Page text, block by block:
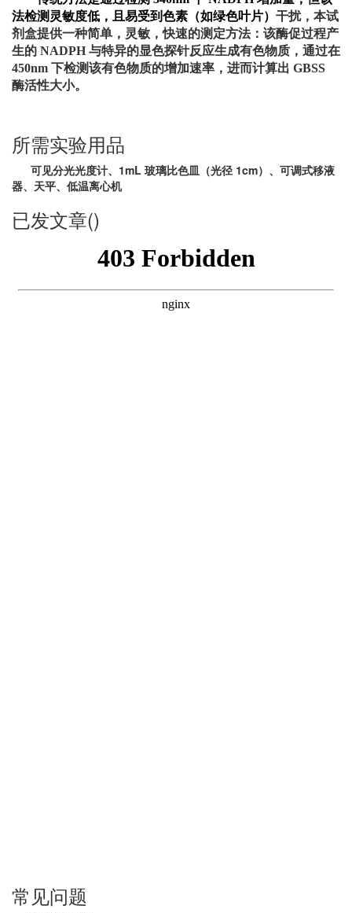
法检测灵敏度低，且易受到色素（如绿色叶片） 干扰，本试
剂盒提供一种简单，灵敏，快速的测定方法：该酶促过程产
生的 NADPH 与特异的显色探针反应生成有色物质，通过在
450nm 下检测该有色物质的增加速率，进而计算出 GBSS
酶活性大小。
所需实验用品
可见分光光度计、1mL 玻璃比色皿（光径 1cm）、可调式移液
器、天平、低温离心机
已发文章()
常见问题